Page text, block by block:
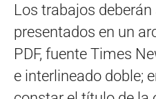
Los trabajos
presentados en un
PDF, fuente Times
e interlineado doble;